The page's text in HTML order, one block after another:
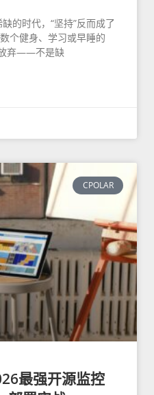
的时代，“坚持”反而成了
个健身、学习或早睡的
弃——不是缺
CPOLAR
最强开源监控